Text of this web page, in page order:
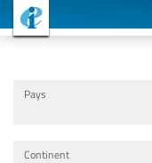
Pays
Continent